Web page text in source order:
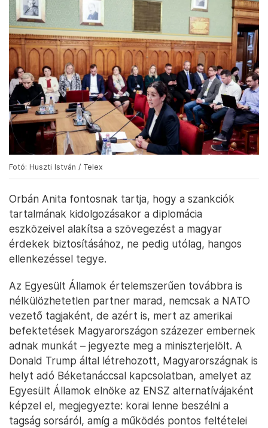
Fotó: Huszti István / Telex
Orbán Anita fontosnak tartja, hogy a szankciók
tartalmának kidolgozásakor a diplomácia
eszközeivel alakítsa a szövegezést a magyar
érdekek biztosításához, ne pedig utólag, hangos
ellenkezéssel tegye.
Az Egyesült Államok értelemszerűen továbbra is
nélkülözhetetlen partner marad, nemcsak a NATO
vezető tagjaként, de azért is, mert az amerikai
befektetések Magyarországon százezer embernek
adnak munkát – jegyezte meg a miniszterjelölt. A
Donald Trump által létrehozott, Magyarországnak is
helyt adó Béketanáccsal kapcsolatban, amelyet az
Egyesült Államok elnöke az ENSZ alternatívájaként
képzel el, megjegyezte: korai lenne beszélni a
tagság sorsáról, amíg a működés pontos feltételei